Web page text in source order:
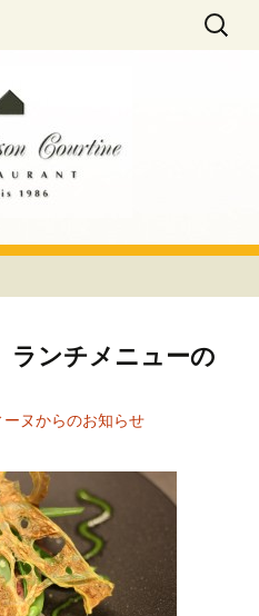
レンチレストラン
（ラ・メゾン・クル
検
ランチメニューの
ーヌからのお知らせ